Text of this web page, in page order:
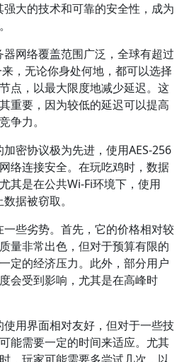
大的技术和可靠的安全性，成为
网络覆盖范围广泛，全球有超过
，无论你身处何地，都可以选择
点，以最大限度地减少延迟。这
重要，因为较低的延迟可以提高
争力。
密协议极为先进，使用AES-256
络连接安全。在玩吃鸡时，数据
其是在公共Wi-Fi环境下，使用
据被窃取。
些劣势。首先，它的价格相对较
量非常出色，但对于预算有限的
定的经济压力。此外，部分用户
会受到影响，尤其是在高峰时
用界面相对友好，但对于一些技
能需要一定的时间来适应。尤其